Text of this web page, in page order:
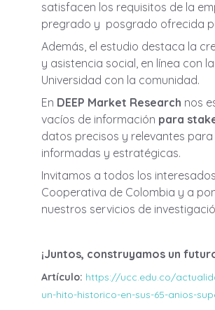
satisfacen los requisitos de la
pregrado y  posgrado ofrecida
Además, el estudio destaca la
y asistencia social, en línea con
Universidad con la comunidad.
En DEEP Market Research nos
vacíos de información para
datos precisos y relevantes
informadas y estratégicas.
Invitamos a todos los
Cooperativa de Colombia y a
nuestros servicios de
¡Juntos, construyamos un
Artículo: https://ucc.edu.co/
un-hito-historico-en-sus-65-anios-